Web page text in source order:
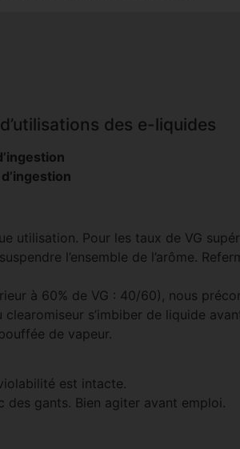
des e-liquides
utilisation. Pour les taux de VG
l’ensemble de l’arôme.
à 60% de VG : 40/60), nous
s’imbiber de liquide
de vapeur.
est intacte.
des gants. Bien agiter avant emploi.